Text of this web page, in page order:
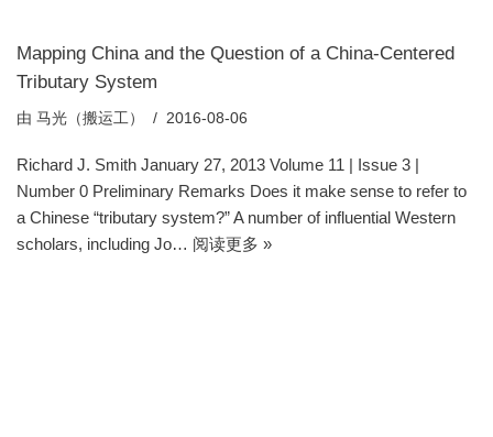
Mapping China and the Question of a China-Centered
Tributary System
由 马光（搬运工） 2016-08-06
Richard J. Smith January 27, 2013 Volume 11 | Issue 3 |
Number 0 Preliminary Remarks Does it make sense to refer to
a Chinese “tributary system?” A number of influential Western
scholars, including Jo… 阅读更多 »